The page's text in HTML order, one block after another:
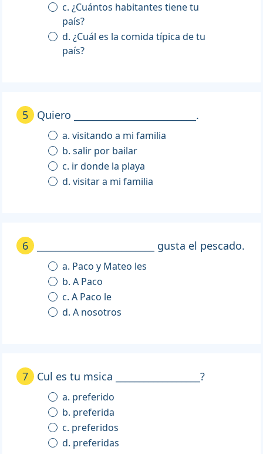
c. ¿Cuántos habitantes tiene tu
país?
d. ¿Cuál es la comida típica de tu
país?
5 Quiero __________________________.
a. visitando a mi familia
b. salir por bailar
c. ir donde la playa
d. visitar a mi familia
6 _________________________ gusta el pescado.
a. Paco y Mateo les
b. A Paco
c. A Paco le
d. A nosotros
7 Cul es tu msica __________________?
a. preferido
b. preferida
c. preferidos
d. preferidas